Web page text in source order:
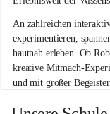
l
e
G
l
o
g
g
n
i
An zahlreichen
experimentieren,
hautnah erleben. Ob
kreative Mitmach-
und mit großer
Besonders